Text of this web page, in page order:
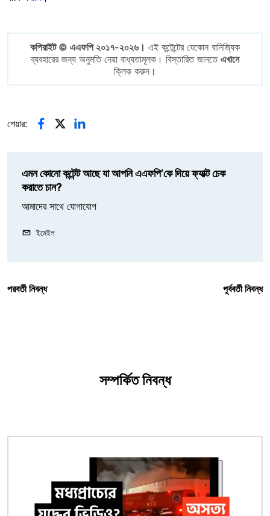
কপিরাইট © এএফপি ২০১৭-২০২৬। এই কন্টেন্টের যেকোন বানিজ্যিক
ব্যবহারের জন্য অনুমতি নেয়া বাধ্যতামূলক। বিস্তারিত জানতে এখানে
ক্লিক করুন।
শেয়ার:
এমন কোনো কন্টেন্ট আছে যা আপনি এএফপি’কে দিয়ে ফ্যাক্ট চেক
করাতে চান?
আমাদের সাথে যোগাযোগ
ইমেইল
পরবর্তী নিবন্ধ পূর্ববর্তী নিবন্ধ
সম্পর্কিত নিবন্ধ